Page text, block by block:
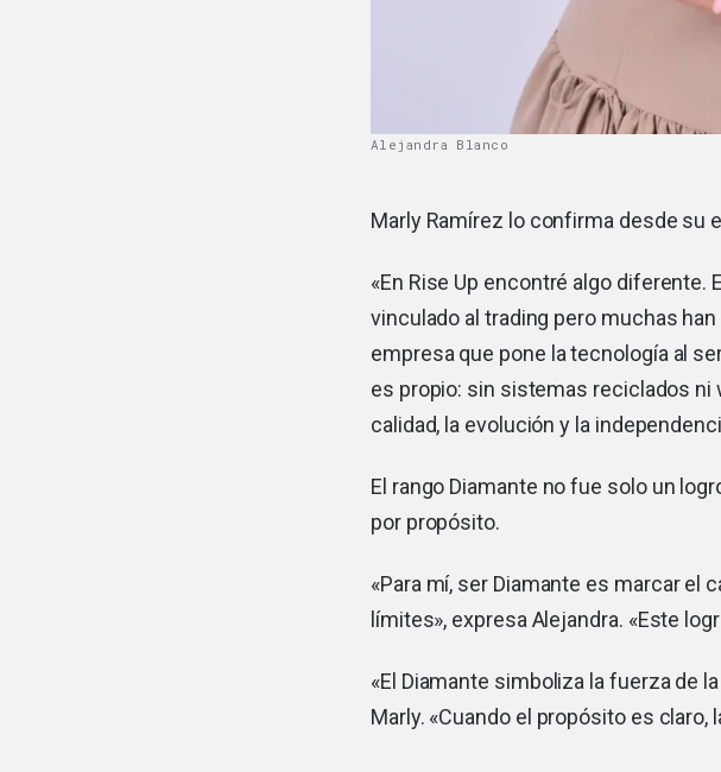
Alejandra Blanco
Marly Ramírez lo confirma desde su
«En Rise Up encontré algo
vinculado al trading pero muchas
empresa que pone la tecnología al
es propio: sin sistemas reciclados
calidad, la evolución y la
El rango Diamante no fue solo un
por propósito.
«Para mí, ser Diamante es marcar el
límites», expresa Alejandra. «Este
«El Diamante simboliza la fuerza de
Marly. «Cuando el propósito es claro,